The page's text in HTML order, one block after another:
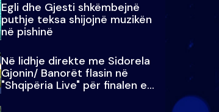
Egli dhe Gjesti shkëmbejnë
puthje teksa shijojnë muzikën
në pishinë
Në lidhje direkte me Sidorela
Gjonin/ Banorët flasin në
"Shqipëria Live" për finalen e
madhe